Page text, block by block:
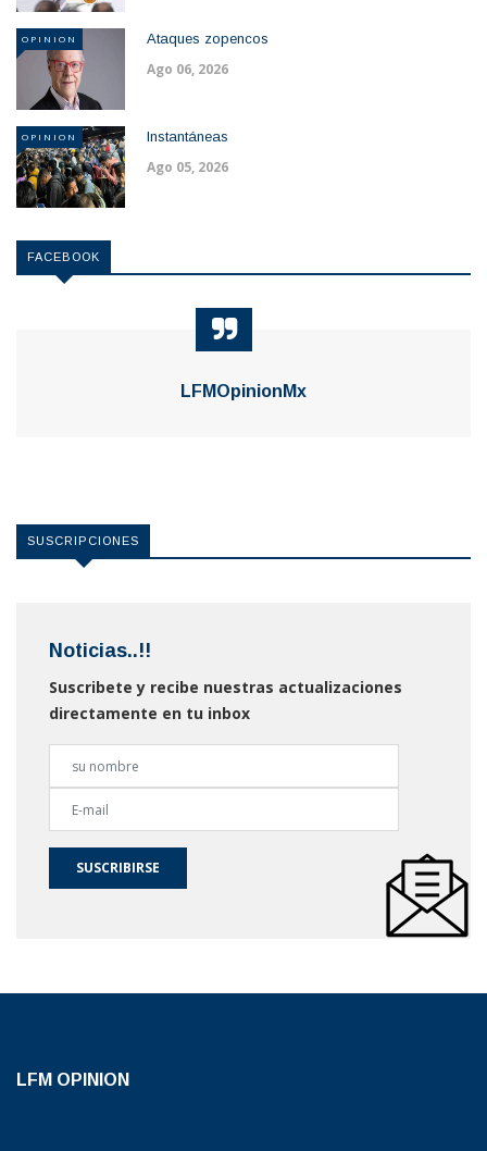
OPINION Ataques zopencos
Ago 06, 2026
OPINION Instantáneas
Ago 05, 2026
FACEBOOK
LFMOpinionMx
SUSCRIPCIONES
Noticias..!!
Suscribete y recibe nuestras actualizaciones
directamente en tu inbox
SUSCRIBIRSE
LFM OPINION